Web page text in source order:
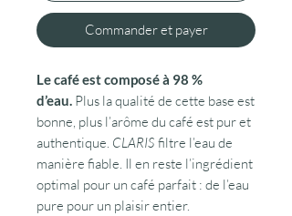
Commander et payer
Le café est composé à 98 %
d’eau. Plus la qualité de cette base est
bonne, plus l’arôme du café est pur et
authentique. CLARIS filtre l’eau de
manière fiable. Il en reste l’ingrédient
optimal pour un café parfait : de l’eau
pure pour un plaisir entier.